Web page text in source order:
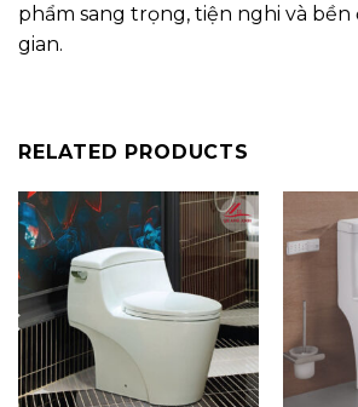
phẩm sang trọng, tiện nghi và
gian.
RELATED PRODUCTS